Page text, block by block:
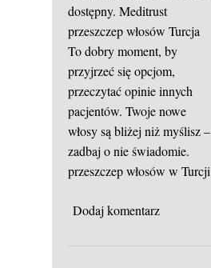
dostępny. Meditrust
przeszczep włosów Turcja
To dobry moment, by
przyjrzeć się opcjom,
przeczytać opinie innych
pacjentów. Twoje nowe
włosy są bliżej niż myślisz –
zadbaj o nie świadomie.
przeszczep włosów w Turcji
Dodaj komentarz